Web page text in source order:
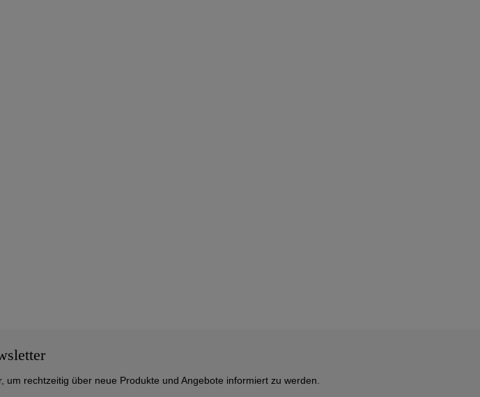
rechtzeitig über neue Produkte und Angebote informiert zu werden.